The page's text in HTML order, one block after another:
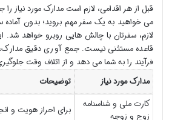
قبل از هر اقدامی، لازم است مدارک مورد نیاز
می خواهید به یک سفر مهم بروید؛ بدون
لازم، سفرتان با چالش هایی روبرو خواهد شد.
قاعده مستثنی نیست. جمع آوری دقیق
فرآیند را به شما می دهد و از اتلاف وقت
مدارک مورد نیاز
توضیحات
کارت ملی و شناسنامه
زوج و زوجه
برای احراز هویت و